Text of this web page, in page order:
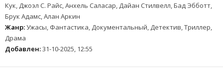
Кук, Джоэл С. Райс, Анхель Саласар, Дайан Стилвелл, Бад Эбботт,
Брук Адамс, Алан Аркин
Жанр:Ужасы, Фантастика, Документальный, Детектив, Триллер,
Драма
Добавлен:31-10-2025, 12:55